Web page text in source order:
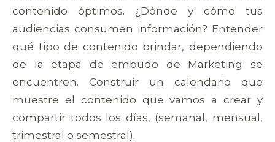
contenido óptimos. ¿Dónde y cómo tus
audiencias consumen información? Entender
qué tipo de contenido brindar, dependiendo
de la etapa de embudo de Marketing se
encuentren. Construir un calendario que
muestre el contenido que vamos a crear y
compartir todos los días, (semanal, mensual,
trimestral o semestral).